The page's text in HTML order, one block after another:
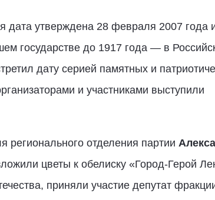
дата утверждена 28 февраля 2007 года
государстве до 1917 года — в
дату серией памятных и
и участниками выступили
регионального отделения партии
цветы к обелиску «Город-Герой
приняли участие депутат